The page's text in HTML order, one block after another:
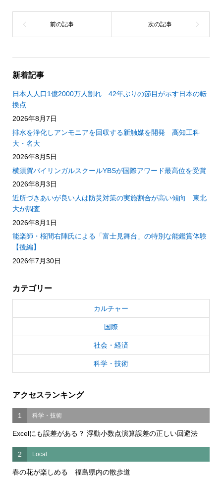
新着記事
日本人人口1億2000万人割れ 42年ぶりの節目が示す日本の転
換点
2026年8月7日
排水を浄化しアンモニアを回収する新触媒を開発 高知工科
大・名大
2026年8月5日
横須賀バイリンガルスクールYBSが国際アワード最高位を受賞
2026年8月3日
近所づきあいが良い人は防災対策の実施割合が高い傾向 東北
大が調査
2026年8月1日
能楽師・桜間右陣氏による「富士見舞台」の特別な能鑑賞体験
【後編】
2026年7月30日
カテゴリー
カルチャー
国際
社会・経済
科学・技術
アクセスランキング
1 科学・技術
Excelにも誤差がある？ 浮動小数点演算誤差の正しい回避法
2 Local
春の花が楽しめる 福島県内の散歩道